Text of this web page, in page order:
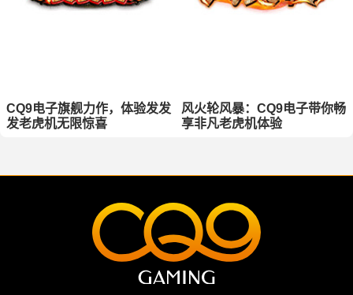
CQ9电子旗舰力作，体验发发
发老虎机无限惊喜
风火轮风暴：CQ9电子带你畅
享非凡老虎机体验